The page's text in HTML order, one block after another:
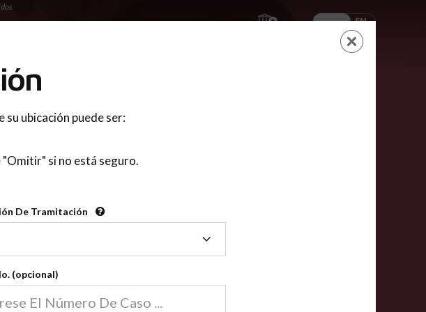
ES EN
LOGIN
clases de crianza compartida en línea están acreditadas en más de
para padres en línea cumplen la mayoría de las normas nacionales
ubicación puede ser:
si no está seguro.
De Tramitación
(opcional)